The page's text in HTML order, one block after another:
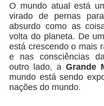
O mundo atual está
virado de pernas
absurdo como as
volta do planeta. De
está crescendo o mais
e nas consciências
outro lado, a Grande
mundo está sendo
nações do mundo.